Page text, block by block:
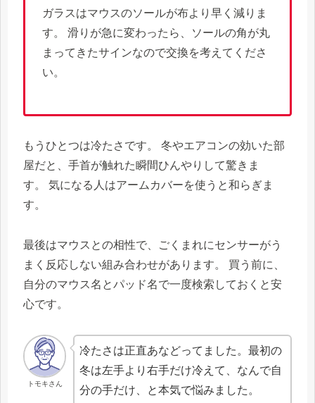
ガラスはマウスのソールが布より早く減りま
す。 滑りが急に変わったら、ソールの角が丸
まってきたサインなので交換を考えてくださ
い。
もうひとつは冷たさです。 冬やエアコンの効いた部
屋だと、手首が触れた瞬間ひんやりして驚きま
す。 気になる人はアームカバーを使うと和らぎま
す。
最後はマウスとの相性で、ごくまれにセンサーがう
まく反応しない組み合わせがあります。 買う前に、
自分のマウス名とパッド名で一度検索しておくと安
心です。
トモキさん
冷たさは正直あなどってました。最初の
冬は左手より右手だけ冷えて、なんで自
分の手だけ、と本気で悩みました。